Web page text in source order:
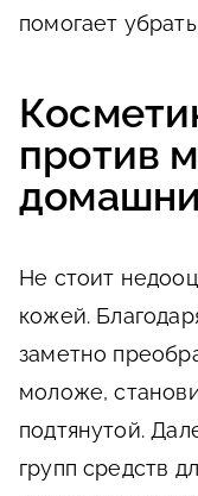
помогает
против
Не стоит
кожей.
заметно
моложе,
подтянутой.
групп средств